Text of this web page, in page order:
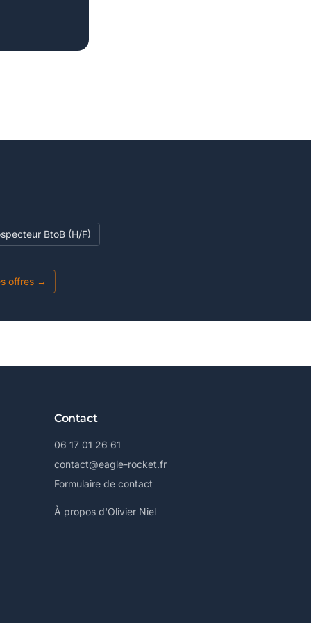
BtoB (H/F)
offres →
Contact
06 17 01 26 61
contact@eagle-rocket.fr
Formulaire de contact
À propos d'Olivier Niel